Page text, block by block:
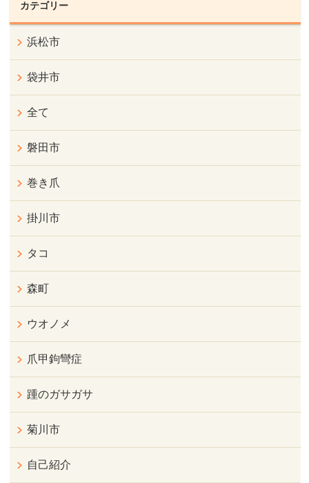
カテゴリー
浜松市
袋井市
全て
磐田市
巻き爪
掛川市
タコ
森町
ウオノメ
爪甲鉤彎症
踵のガサガサ
菊川市
自己紹介